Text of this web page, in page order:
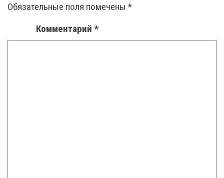
Обязательные поля помечены *
Комментарий *